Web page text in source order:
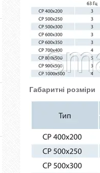
Габаритні розміри